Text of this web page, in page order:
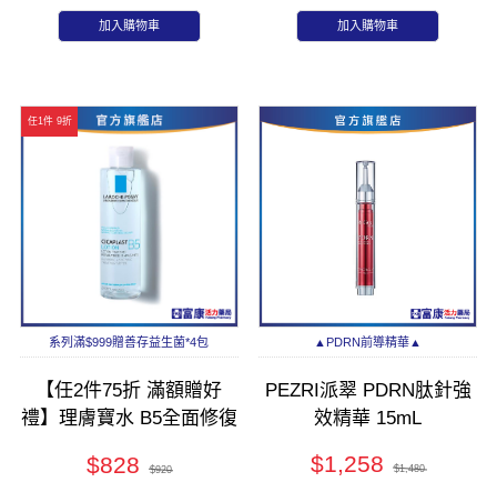
加入購物車 加入購物車
任1件 9折
系列滿$999贈善存益生菌*4包
【任2件75折 滿額贈好
禮】理膚寶水 B5全面修復
$828 $920
▲PDRN前導精華▲
PEZRI派翠 PDRN肽針強
效精華 15mL
$1,258 $1,480